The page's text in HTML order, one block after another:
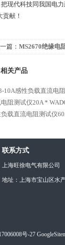
现代科技同我国电
贡献！
篇： MS2670绝缘电
相关产品
10A感性负载直流电
阻测试仪20A *
负载直流电阻测试仪
联系方式
上海旺徐电气有限公司
地址：上海市宝山区水
号-27